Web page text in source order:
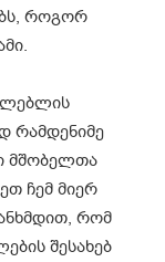
როგორ
რამდენიმე
მშობელთა
ჩემ მიერ
რომ
შესახებ